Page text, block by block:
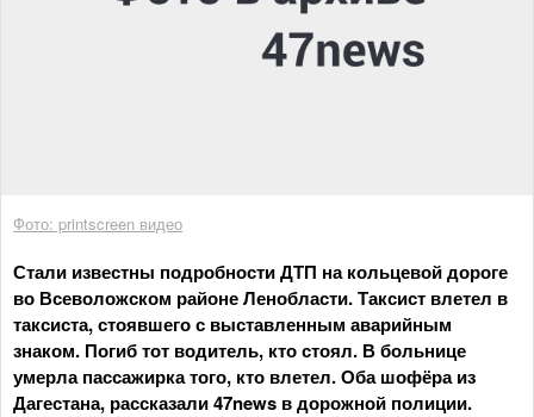
Фото: printscreen видео
Стали известны подробности ДТП на кольцевой дороге
во Всеволожском районе Ленобласти. Таксист влетел в
таксиста, стоявшего с выставленным аварийным
знаком. Погиб тот водитель, кто стоял. В больнице
умерла пассажирка того, кто влетел. Оба шофёра из
Дагестана, рассказали 47news в дорожной полиции.